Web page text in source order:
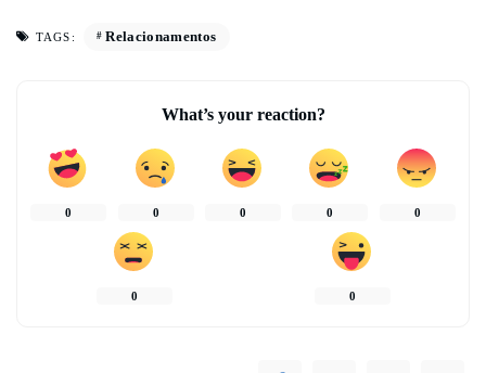
TAGS: Relacionamentos
What’s your reaction?
0 0 0 0 0
0 0